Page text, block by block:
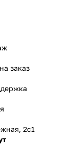
заказ
2с1